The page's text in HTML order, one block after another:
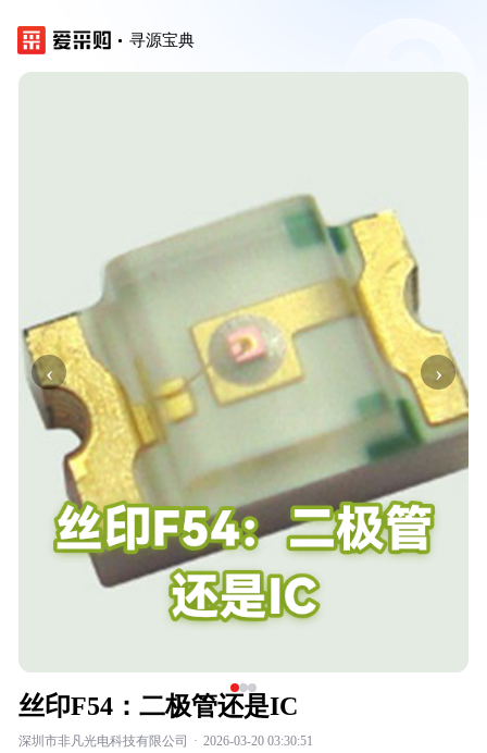
寻源宝典
‹ ›
丝印F54：二极管还是IC
深圳市非凡光电科技有限公司 · 2026-03-20 03:30:51